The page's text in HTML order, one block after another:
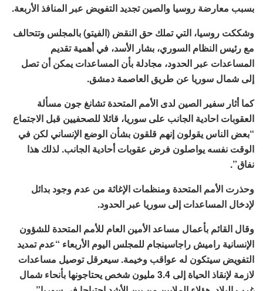
بسبب معارضة روسيا والصين تجديد التفويض عبر المنافذ الأربعة.
وشككت روسيا، التي تملك حق النقض (الفيتو) بالمجلس وتتحالف
مع رئيس النظام السوري، بشار الأسد، في أهمية تقديم
المساعدات عبر الحدود، مجادلة بأن المساعدات يمكن أن تصل
إلى شمال سوريا عن طريق العاصمة دمشق.
كما أثار سفير الصين لدى الأمم المتحدة تشانغ جون مسألة
العقوبات احادية الجانب على سوريا، قائلا للصحفيين قبل الاجتماع
“بعض الناس يقولون إنهم قلقون بشأن الوضع الإنساني لكن في
الوقت نفسه يواصلون فرض عقوبات أحادية الجانب. لذلك هذا
نفاق”.
وحذرت الأمم المتحدة ومنظمات الإغاثة من عدم وجود بدائل
لإدخال المساعدات إلى سوريا عبر الحدود.
وقال القائم بأعمال مساعد الأمين العام للأمم المتحدة للشؤون
الإنسانية راميش راجاسينجام للمجلس اليوم الأربعاء “عدم تمديد
التفويض سيتكون له عواقب وخيمة. سيعرقل توصيل مساعدات
لازمة لإنقاذ الحياة إلى 3.4 مليون شخص يحتاجونها بأنحاء شمال